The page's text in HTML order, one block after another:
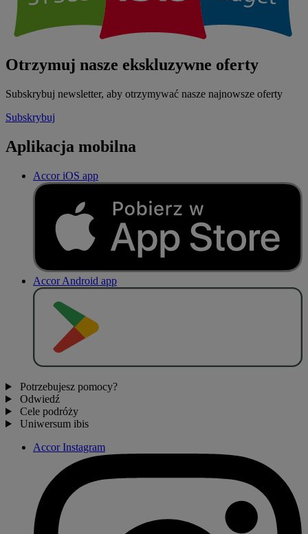
Otrzymuj nasze ekskluzywne oferty
Subskrybuj newsletter, aby otrzymywać nasze najnowsze oferty
Subskrybuj
Aplikacja mobilna
Accor iOS app
Accor Android app
Potrzebujesz pomocy?
Odwiedź
Cele podróży
Uniwersum ibis
Accor Instagram